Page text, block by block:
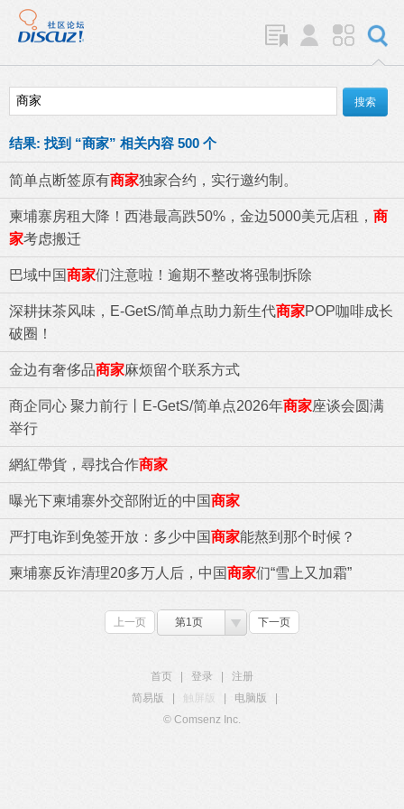
结果: 找到 “商家” 相关内容 500 个
简单点断签原有商家独家合约，实行邀约制。
柬埔寨房租大降！西港最高跌50%，金边5000美元店租， 商
家考虑搬迁
巴域中国商家们注意啦！逾期不整改将强制拆除
深耕抹茶风味，E-GetS/简单点助力新生代商家POP咖啡成长
破圈！
金边有奢侈品商家麻烦留个联系方式
商企同心 聚力前行丨E-GetS/简单点2026年商家座谈会圆满
举行
網紅帶貨，尋找合作商家
曝光下柬埔寨外交部附近的中国商家
严打电诈到免签开放：多少中国商家能熬到那个时候？
柬埔寨反诈清理20多万人后，中国商家们“雪上又加霜”
上一页 第1页 下一页
首页 登录
注册
简易版
触屏版 电脑版
© Comsenz Inc.